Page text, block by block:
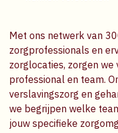
Met ons netwerk van
zorgprofessionals en
zorglocaties, zorgen
professional en team.
verslavingszorg en
we begrijpen welke
jouw specifieke